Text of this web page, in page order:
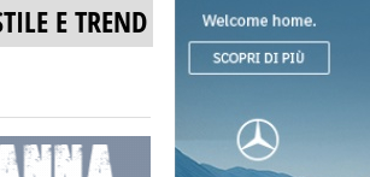
E TREND